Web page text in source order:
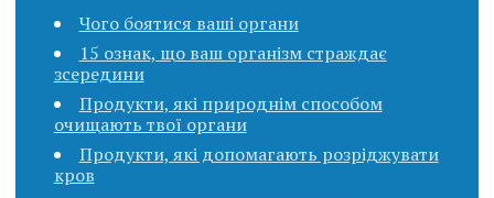
Чого боятися ваші органи
15 ознак, що ваш організм страждає
зсередини
Продукти, які природнім способом
очищають твої органи
Продукти, які допомагають розріджувати
кров